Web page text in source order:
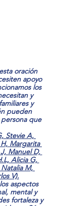
oración
apoyo
los
y
y
pueden
que
Stevie A,
Margarita
Manuel D,
Alicia G,
M,
V).
aspectos
mental y
fortaleza y